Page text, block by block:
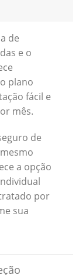
de
e o
plano
fácil e
mês.
de
a opção
por
sua